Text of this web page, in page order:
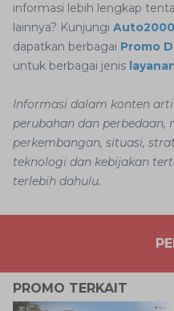
informasi lebih lengkap
lainnya? Kunjungi
dapatkan berbagai Promo
untuk berbagai jenis
Informasi dalam konten
perubahan dan perbedaan,
perkembangan, situasi,
teknologi dan kebijakan
terlebih dahulu.
PROMO TERKAIT